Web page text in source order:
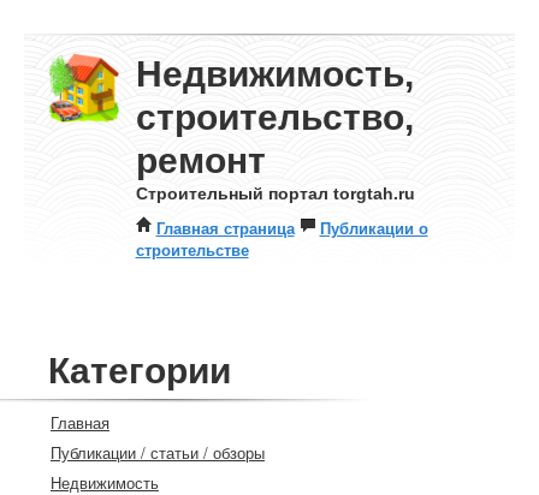
Недвижимость,
строительство,
ремонт
Строительный портал torgtah.ru
Главная страница
Публикации о
строительстве
Категории
Главная
Публикации / статьи / обзоры
Недвижимость